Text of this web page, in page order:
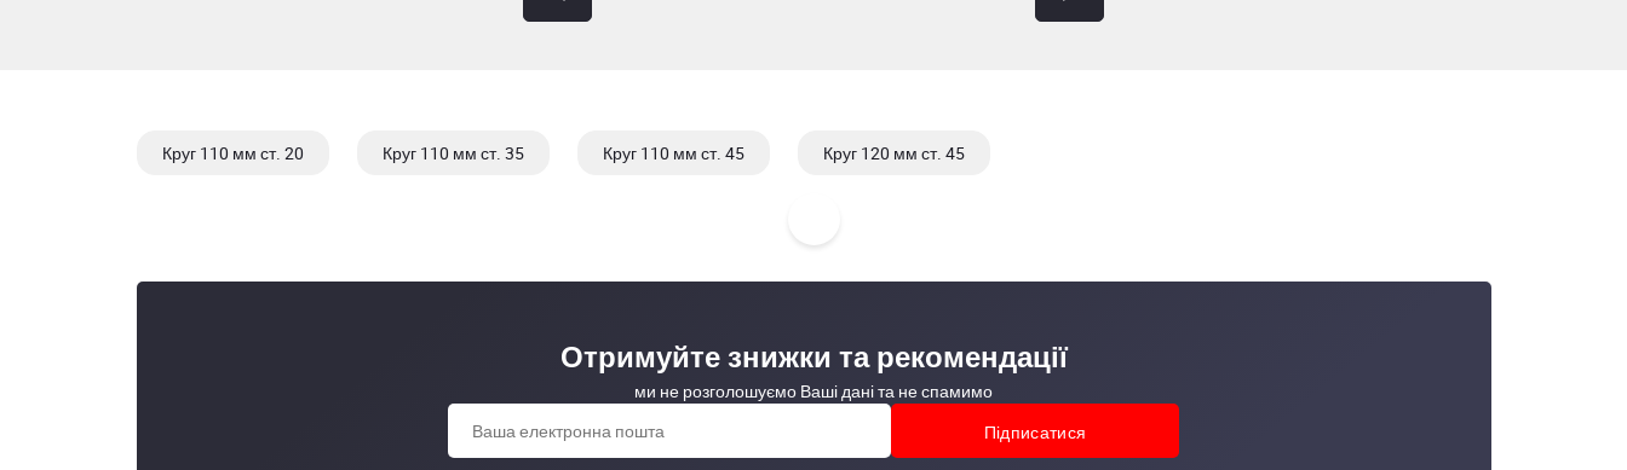
Круг 110 мм ст. 20 Круг 110 мм ст. 35 Круг 110 мм ст. 45 Круг 120 мм ст. 45
Отримуйте знижки та рекомендації
ми не розголошуємо Ваші дані та не спамимо